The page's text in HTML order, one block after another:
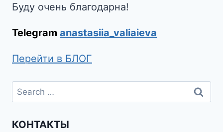
Буду очень благодарна!
Telegram anastasiia_valiaieva
Перейти в БЛОГ
КОНТАКТЫ